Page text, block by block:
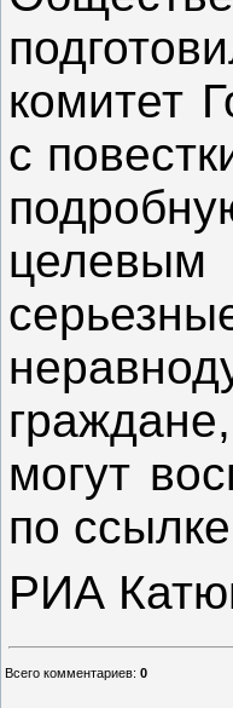
комитет
с
могут
по
РИА
Всего комментариев: 0